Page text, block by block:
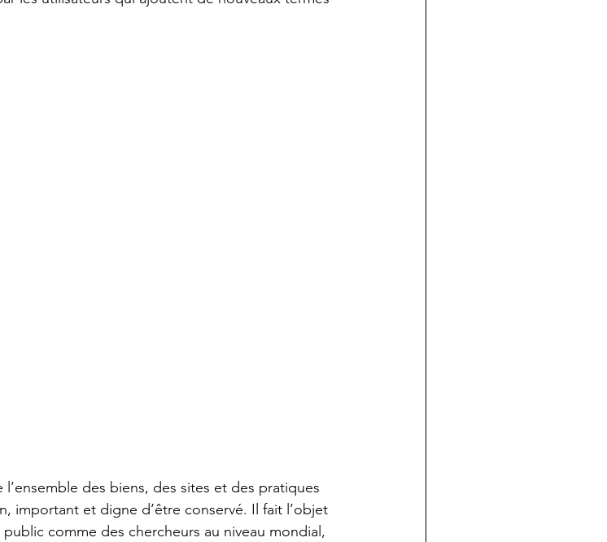
des biens, des sites et des pratiques
important et digne d’être conservé. Il fait l’objet
comme des chercheurs au niveau mondial,